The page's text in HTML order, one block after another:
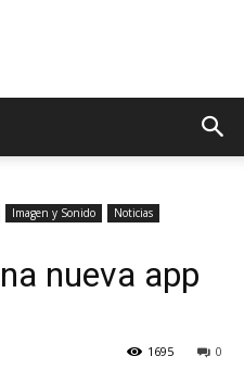
AppsTonic
Imagen y Sonido
Noticias
nueva app
0
1695